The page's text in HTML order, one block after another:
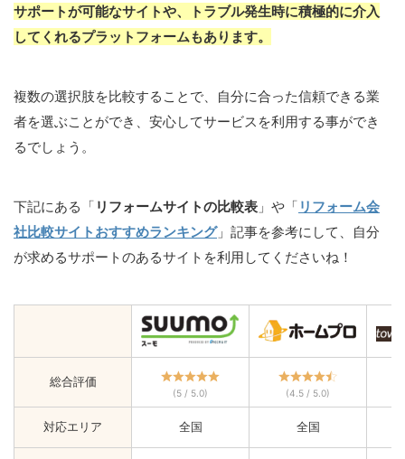
サポートが可能なサイトや、トラブル発生時に積極的に介入
してくれるプラットフォームもあります。
複数の選択肢を比較することで、自分に合った信頼できる業
者を選ぶことができ、安心してサービスを利用する事ができ
るでしょう。
下記にある「 リフォームサイトの比較表 」や「 リフォーム会
社比較サイトおすすめランキング」記事を参考にして、自分
が求めるサポートのあるサイトを利用してくださいね！
総合評価
(5 / 5.0) (4.5 / 5.0)
対応エリア 全国 全国